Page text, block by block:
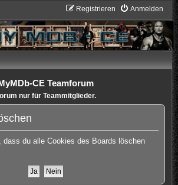
Anmelden
Registrieren
CE Teamforum
nur für Teammitglieder.
dass du alle Cookies des Boards löschen